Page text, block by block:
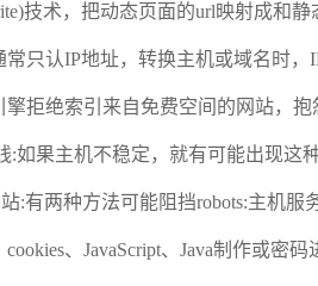
技术，把动态页面的url映射成和
只认IP地址，转换主机或域名时，
拒绝索引来自免费空间的网站，抱
:如果主机不稳定，就有可能出现这
:有两种方法可能阻挡robots:主机
、JavaScript、Java制作或密